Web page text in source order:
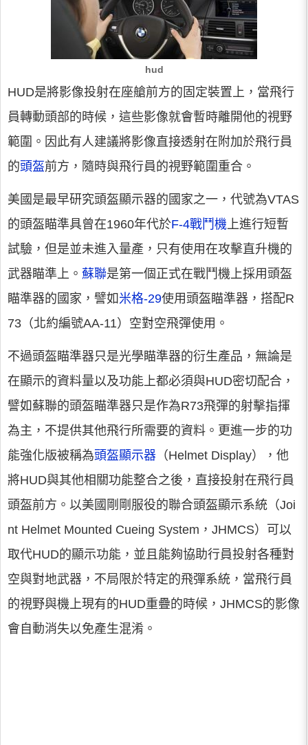
hud
HUD是將影像投射在座艙前方的固定裝置上，當飛行
員轉動頭部的時候，這些影像就會暫時離開他的視野
範圍。因此有人建議將影像直接透射在附加於飛行員
的頭盔前方，隨時與飛行員的視野範圍重合。
美國是最早研究頭盔顯示器的國家之一，代號為VTAS
的頭盔瞄準具曾在1960年代於F-4戰鬥機上進行短暫
試驗，但是並未進入量產，只有使用在攻擊直升機的
武器瞄準上。 蘇聯是第一個正式在戰鬥機上採用頭盔
瞄準器的國家，譬如 米格-29使用頭盔瞄準器，搭配R
73（北約編號AA-11）空對空飛彈使用。
不過頭盔瞄準器只是光學瞄準器的衍生產品，無論是
在顯示的資料量以及功能上都必須與HUD密切配合，
譬如蘇聯的頭盔瞄準器只是作為R73飛彈的射擊指揮
為主，不提供其他飛行所需要的資料。更進一步的功
能強化版被稱為頭盔顯示器 （Helmet Display），他
將HUD與其他相關功能整合之後，直接投射在飛行員
頭盔前方。以美國剛剛服役的聯合頭盔顯示系統（Joi
nt Helmet Mounted Cueing System，JHMCS）可以
取代HUD的顯示功能，並且能夠協助行員投射各種對
空與對地武器，不局限於特定的飛彈系統，當飛行員
的視野與機上現有的HUD重疊的時候，JHMCS的影像
會自動消失以免產生混淆。